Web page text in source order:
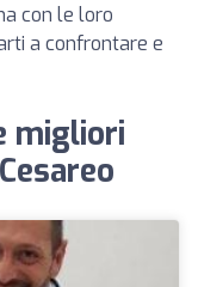
con le loro
a confrontare e
migliori